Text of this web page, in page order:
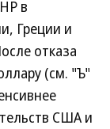
в
Греции и
отказа
(см. "Ъ"
США и